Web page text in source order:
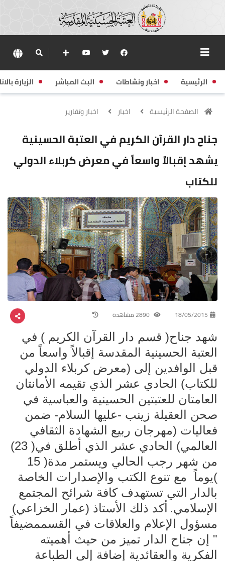
الرئيسية اخبار ونشاطات البث المباشر الزيارة
الصفحة الرئيسية اخبار اخبار وتقارير
جناح دار القرآن الكريم في العتبة الحسينية
يشهد إقبالاً واسعاً في معرض كربلاء الدولي
للكتاب
18/05/2015
شهد جناح( قسم دار القرآن الكريم ) في
العتبة الحسينية المقدسة إقبالاً واسعاً من
قبل الوافدين إلى (معرض كربلاء الدولي
للكتاب) الحادي عشر الذي تقيمه الأمانتان
العامتان للعتبتين الحسينية والعباسية في
صحن العقيلة زينب -عليها السلام- ضمن
فعاليات (مهرجان ربيع الشهادة الثقافي
العالمي) الحادي عشر الذي أطلق في( 23)
من شهر رجب الحالي ويستمر مدة( 15
)يوماً مع تنوع الكتب والإصدارات الخاصة
بالدار التي تستهدف كافة شرائح المجتمع
الإسلامي. أكد ذلك الأستاذ (عمار الخزاعي)
مسؤول الإعلام والعلاقات في القسممضيفاً
" إن جناح الدار تميز من حيث أهميته
الفكرية والعقائدية إضافة إلى الطباعة